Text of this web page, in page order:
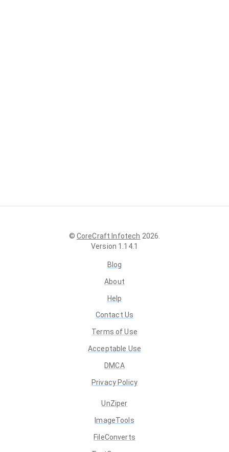
© CoreCraft Infotech 2026
Version 1.14.1
Blog
About
Help
Contact Us
Terms of Use
Acceptable Use
DMCA
Privacy Policy
UnZiper
ImageTools
FileConverts